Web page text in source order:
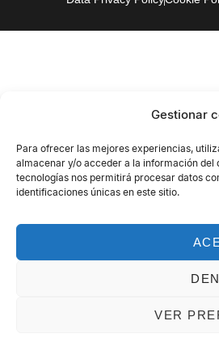
Gestionar
Para ofrecer las mejores experiencias,
almacenar y/o acceder a la información del
tecnologías nos permitirá procesar datos
identificaciones únicas en este sitio.
VER